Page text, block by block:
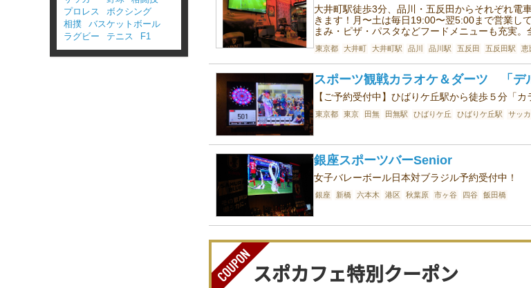
大井町駅徒歩3分、品川・五反田からそれぞれ電
きます！月〜土は毎日19:00〜翌5:00まで営業し
まみ・ピザ・パスタなどフードメニューも充実
東京都 大井町 大井町駅 品川 品川駅 五反田 五反田駅 恵
スポーツ観戦カラオケ＆ダーツ 「デ
【ご予約受付中】ひばりケ丘駅から徒歩５分「
東京都 東京 田無 田無駅 ひばりケ丘 ひばりケ丘駅 サッ
銀座スポーツバーSenior
女子バレーボール日本対ブラジル予約受付中！
銀座 新橋 六本木 港区 秋葉原 市ヶ谷 四谷 飯田橋
スポカフェ特別クーポン
プロレス
ボクシング
相撲
バスケットボール
ラグビー
テニス F1